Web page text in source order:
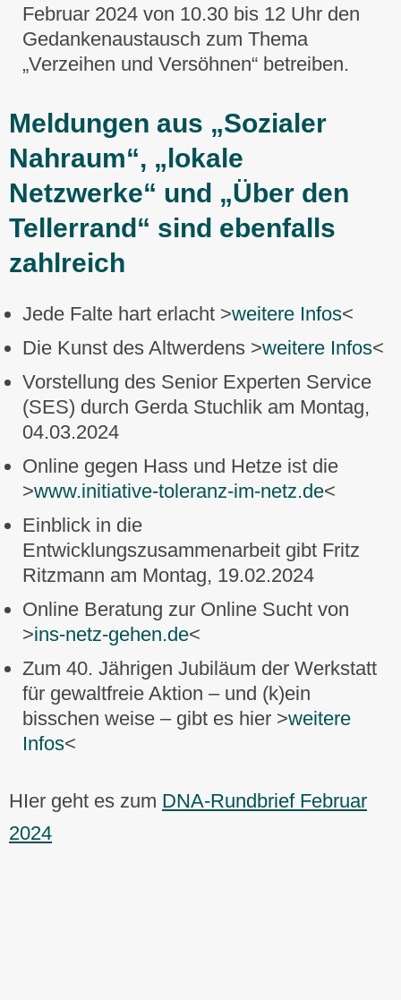
Februar 2024 von 10.30 bis 12 Uhr den
Gedankenaustausch zum Thema
„Verzeihen und Versöhnen“ betreiben.
Meldungen aus „Sozialer
Nahraum“, „lokale
Netzwerke“ und „Über den
Tellerrand“ sind ebenfalls
zahlreich
Jede Falte hart erlacht >weitere Infos<
Die Kunst des Altwerdens >weitere Infos<
Vorstellung des Senior Experten Service
(SES) durch Gerda Stuchlik am Montag,
04.03.2024
Online gegen Hass und Hetze ist die
>www.initiative-toleranz-im-netz.de<
Einblick in die
Entwicklungszusammenarbeit gibt Fritz
Ritzmann am Montag, 19.02.2024
Online Beratung zur Online Sucht von
>ins-netz-gehen.de<
Zum 40. Jährigen Jubiläum der Werkstatt
für gewaltfreie Aktion – und (k)ein
bisschen weise – gibt es hier >weitere
Infos<
HIer geht es zum DNA-Rundbrief Februar
2024